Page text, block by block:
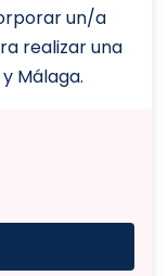
un/a
realizar una
Málaga.